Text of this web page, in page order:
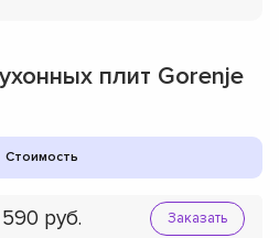
плит Gorenje
Стоимость
590 Заказать